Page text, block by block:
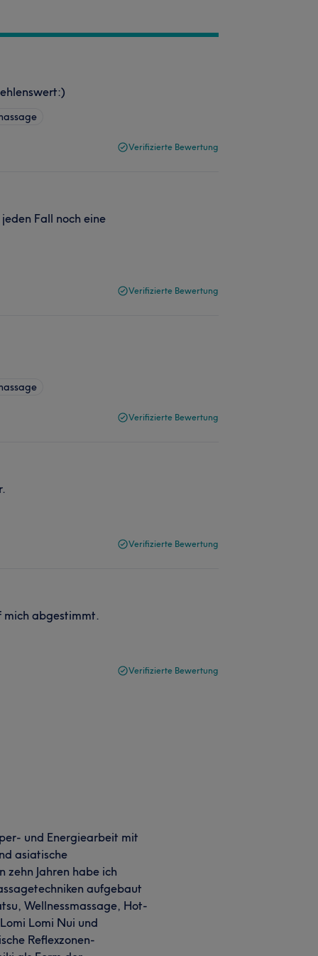
Verifizierte Bewertung
Fall noch eine
Verifizierte Bewertung
Verifizierte Bewertung
Verifizierte Bewertung
mich abgestimmt.
Verifizierte Bewertung
und Energiearbeit mit
asiatische
zehn Jahren habe ich
aufgebaut
Wellnessmassage, Hot-
Lomi Nui und
Reflexzonen-